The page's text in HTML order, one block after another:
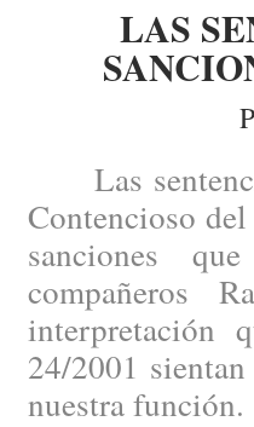
LAS
Las
Contencioso
sanciones
compañeros
interpretación
24/2001
nuestra función.